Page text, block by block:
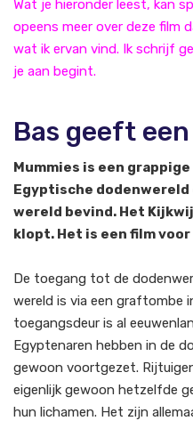
Wat je hieronder leest, kan
opeens meer over deze film
wat ik ervan vind. Ik schrijf
je aan begint.
Bas geeft een
Mummies is een
Egyptische dodenwereld
wereld bevind. Het
klopt. Het is een film
De toegang tot de
wereld is via een graftombe
toegangsdeur is al
Egyptenaren hebben in de
gewoon voortgezet.
eigenlijk gewoon hetzelfde
hun lichamen. Het zijn